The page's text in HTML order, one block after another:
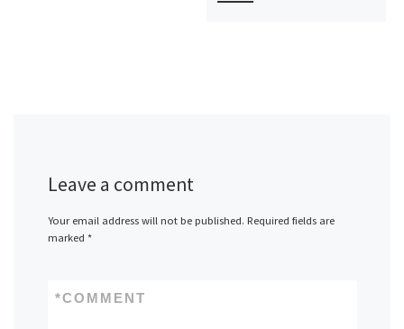
Leave a comment
Your email address will not be published. Required fields are
marked *
COMMENT
*